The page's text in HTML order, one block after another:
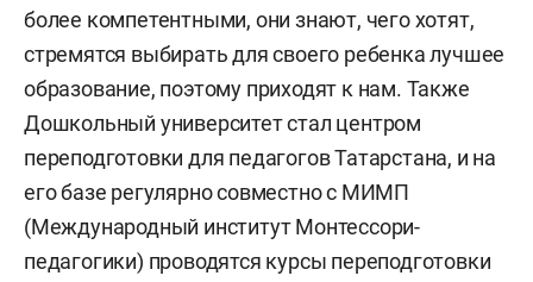
более компетентными, они знают, чего хотят,
стремятся выбирать для своего ребенка лучшее
образование, поэтому приходят к нам. Также
Дошкольный университет стал центром
переподготовки для педагогов Татарстана, и на
его базе регулярно совместно с МИМП
(Международный институт Монтессори-
педагогики) проводятся курсы переподготовки